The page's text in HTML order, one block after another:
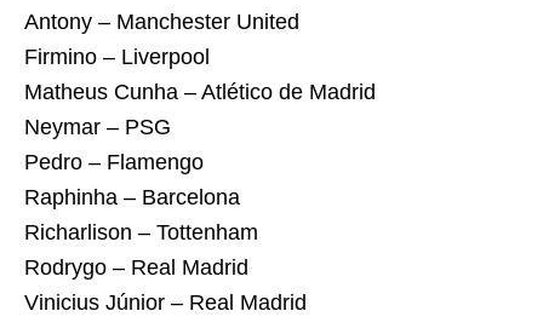
Antony – Manchester United
Firmino – Liverpool
Matheus Cunha – Atlético de Madrid
Neymar – PSG
Pedro – Flamengo
Raphinha – Barcelona
Richarlison – Tottenham
Rodrygo – Real Madrid
Vinicius Júnior – Real Madrid